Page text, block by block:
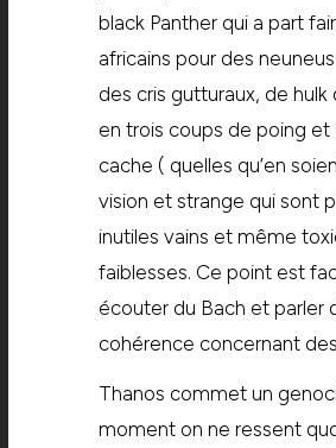
black Panther qui a part
africains pour des
des cris gutturaux, de
en trois coups de poing et
cache ( quelles qu’en
vision et strange qui sont
inutiles vains et même
faiblesses. Ce point est
écouter du Bach et parler
cohérence concernant
Thanos commet un
moment on ne ressent